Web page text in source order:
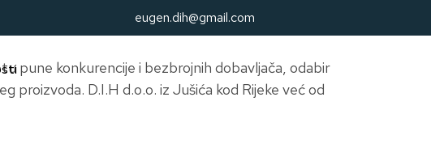
eugen.dih@gmail.com
pune konkurencije i bezbrojnih dobavljača, odabir
proizvoda. D.I.H d.o.o. iz Jušića kod Rijeke već od